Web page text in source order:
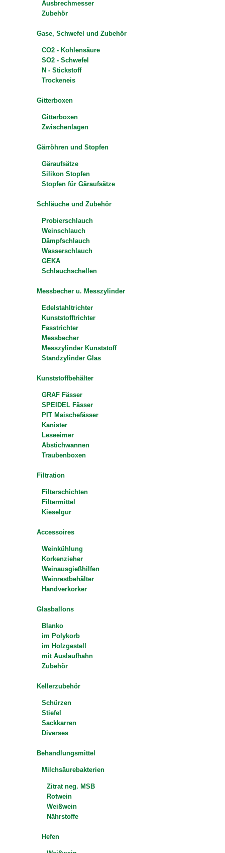
Ausbrechmesser
Zubehör
Gase, Schwefel und Zubehör
CO2 - Kohlensäure
SO2 - Schwefel
N - Stickstoff
Trockeneis
Gitterboxen
Gitterboxen
Zwischenlagen
Gärröhren und Stopfen
Gäraufsätze
Silikon Stopfen
Stopfen für Gäraufsätze
Schläuche und Zubehör
Probierschlauch
Weinschlauch
Dämpfschlauch
Wasserschlauch
GEKA
Schlauchschellen
Messbecher u. Messzylinder
Edelstahltrichter
Kunststofftrichter
Fasstrichter
Messbecher
Messzylinder Kunststoff
Standzylinder Glas
Kunststoffbehälter
GRAF Fässer
SPEIDEL Fässer
PIT Maischefässer
Kanister
Leseeimer
Abstichwannen
Traubenboxen
Filtration
Filterschichten
Filtermittel
Kieselgur
Accessoires
Weinkühlung
Korkenzieher
Weinausgießhilfen
Weinrestbehälter
Handverkorker
Glasballons
Blanko
im Polykorb
im Holzgestell
mit Auslaufhahn
Zubehör
Kellerzubehör
Schürzen
Stiefel
Sackkarren
Diverses
Behandlungsmittel
Milchsäurebakterien
Zitrat neg. MSB
Rotwein
Weißwein
Nährstoffe
Hefen